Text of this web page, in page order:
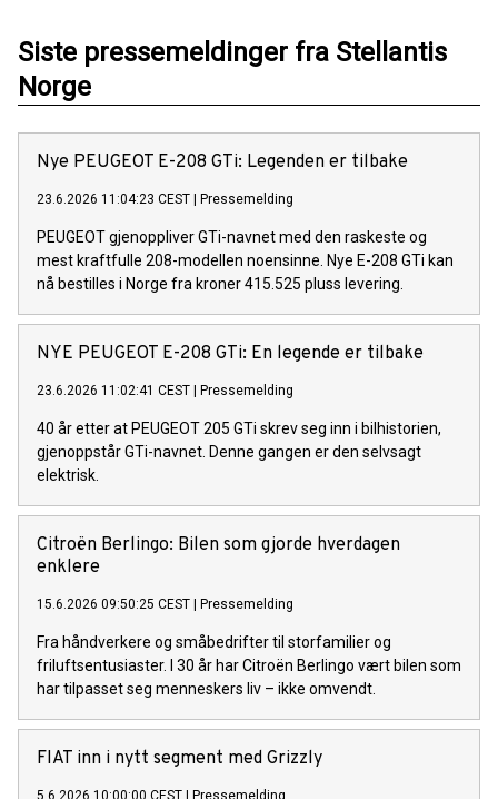
Siste pressemeldinger fra Stellantis
Norge
Nye PEUGEOT E-208 GTi: Legenden er tilbake
23.6.2026 11:04:23 CEST Pressemelding
PEUGEOT gjenoppliver GTi-navnet med den raskeste og
mest kraftfulle 208-modellen noensinne. Nye E-208 GTi kan
nå bestilles i Norge fra kroner 415.525 pluss levering.
NYE PEUGEOT E-208 GTi: En legende er tilbake
23.6.2026 11:02:41 CEST Pressemelding
40 år etter at PEUGEOT 205 GTi skrev seg inn i bilhistorien,
gjenoppstår GTi-navnet. Denne gangen er den selvsagt
elektrisk.
Citroën Berlingo: Bilen som gjorde hverdagen
enklere
15.6.2026 09:50:25 CEST Pressemelding
Fra håndverkere og småbedrifter til storfamilier og
friluftsentusiaster. I 30 år har Citroën Berlingo vært bilen som
har tilpasset seg menneskers liv – ikke omvendt.
FIAT inn i nytt segment med Grizzly